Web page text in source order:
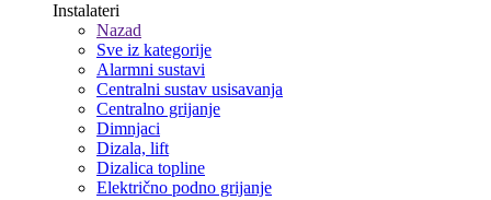
Instalateri
Nazad
Sve iz kategorije
Alarmni sustavi
Centralni sustav usisavanja
Centralno grijanje
Dimnjaci
Dizala, lift
Dizalica topline
Električno podno grijanje